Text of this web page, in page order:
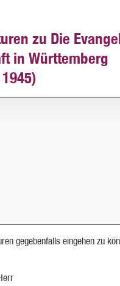
zu Die
in Württemberg
gegebenfalls eingehen zu